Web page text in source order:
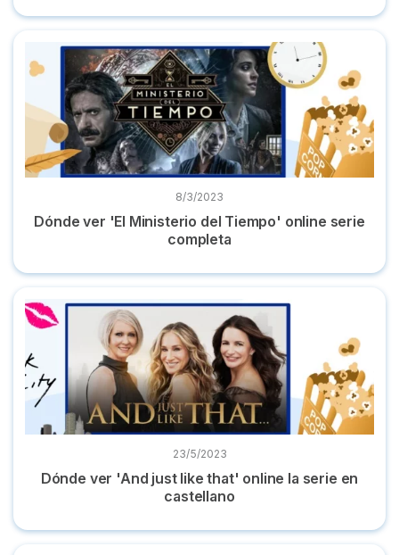
Dónde ver 'El Ministerio del Tiempo' online serie completa
8/3/2023
Dónde ver 'El Ministerio del Tiempo' online serie
completa
Dónde ver 'And just like that' online la serie en castellano
23/5/2023
Dónde ver 'And just like that' online la serie en
castellano